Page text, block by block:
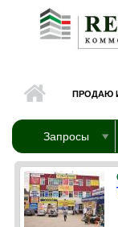
Перейти к основному
ПРОДАЮ
Запросы